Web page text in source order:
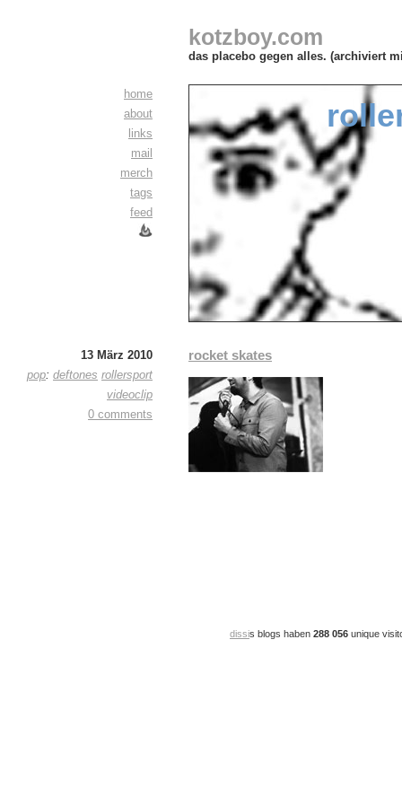
kotzboy.com
das placebo gegen alles. (archiviert
home
about
links
mail
merch
tags
feed
13 März 2010
pop: deftones rollersport
videoclip
0 comments
rocket skates
dissis blogs haben 288 056 unique